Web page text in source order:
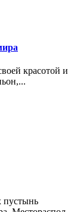
красотой и
пустынь